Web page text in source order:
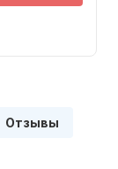
Отзывы